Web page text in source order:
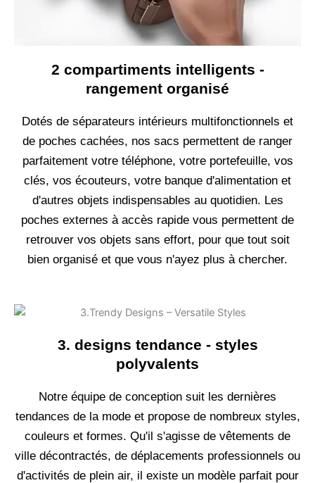
2 compartiments intelligents -
rangement organisé
Dotés de séparateurs intérieurs multifonctionnels et
de poches cachées, nos sacs permettent de ranger
parfaitement votre téléphone, votre portefeuille, vos
clés, vos écouteurs, votre banque d'alimentation et
d'autres objets indispensables au quotidien. Les
poches externes à accès rapide vous permettent de
retrouver vos objets sans effort, pour que tout soit
bien organisé et que vous n'ayez plus à chercher.
3. designs tendance - styles
polyvalents
Notre équipe de conception suit les dernières
tendances de la mode et propose de nombreux styles,
couleurs et formes. Qu'il s'agisse de vêtements de
ville décontractés, de déplacements professionnels ou
d'activités de plein air, il existe un modèle parfait pour